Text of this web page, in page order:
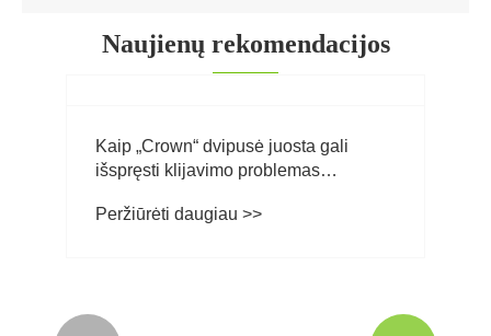
Naujienų rekomendacijos